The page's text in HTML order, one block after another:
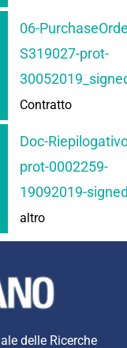
06-
S319027-prot-
Contratto
Doc-
prot-0002259-
19092019-
altro
delle Ricerche